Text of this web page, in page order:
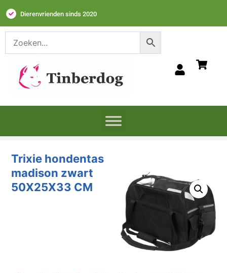
Dierenvrienden sinds 2020
Trixie hondentas
madison zwart
50X25X33 CM